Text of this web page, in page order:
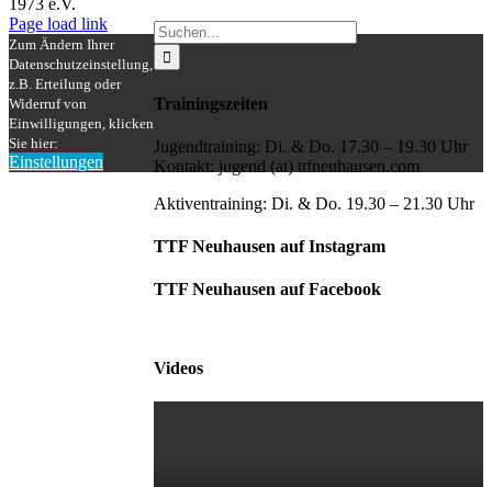
Suche
nach:
Trainingszeiten
Jugendtraining: Di. & Do. 17.30 – 19.30 Uhr
Kontakt: jugend (at) ttfneuhausen.com
Aktiventraining: Di. & Do. 19.30 – 21.30 Uhr
TTF Neuhausen auf Instagram
TTF Neuhausen auf Facebook
Videos
Facebook
Instagram
Page load link
Zum Ändern Ihrer
Datenschutzeinstellung,
z.B. Erteilung oder
Widerruf von
Einwilligungen, klicken
Sie hier:
Einstellungen